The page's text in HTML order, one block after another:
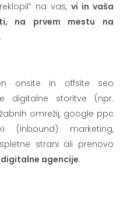
na vas,vi in vaša
na prvem mestu na
.
onsite in offsite seo
digitalne storitve (npr.
omrežij, google ppc
(inbound) marketing,
strani ali prenovo
agencije.